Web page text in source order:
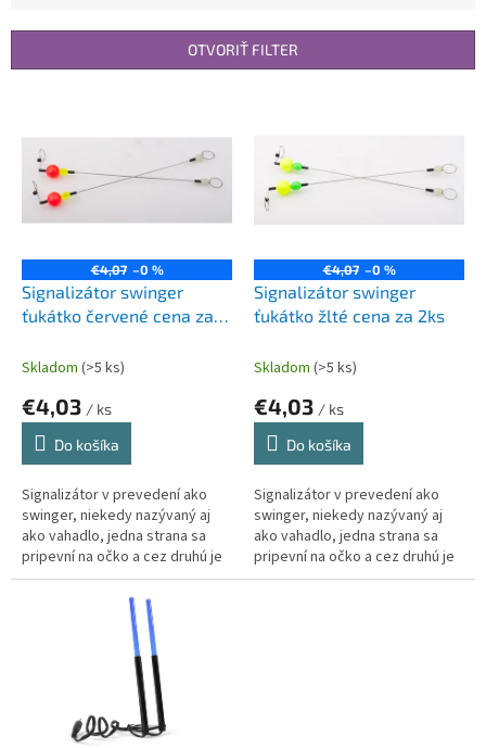
i
OTVORIŤ FILTER
p
€4,07 –0 %
Signalizátor swinger
ťukátko červené cena za
Skladom (>5 ks)
€4,03 / ks
Do košíka
Signalizátor v prevedení ako
swinger, niekedy nazývaný aj
ako vahadlo, jedna strana sa
pripevní na očko a cez druhú je
vedený silon. Pomocou tohto
signalizátora zaznamenáte aj...
€4,07 –0 %
Signalizátor swinger
ťukátko žlté cena za 2ks
Skladom (>5 ks)
€4,03 / ks
Do košíka
Signalizátor v prevedení ako
swinger, niekedy nazývaný aj
ako vahadlo, jedna strana sa
pripevní na očko a cez druhú je
vedený silon. Pomocou tohto